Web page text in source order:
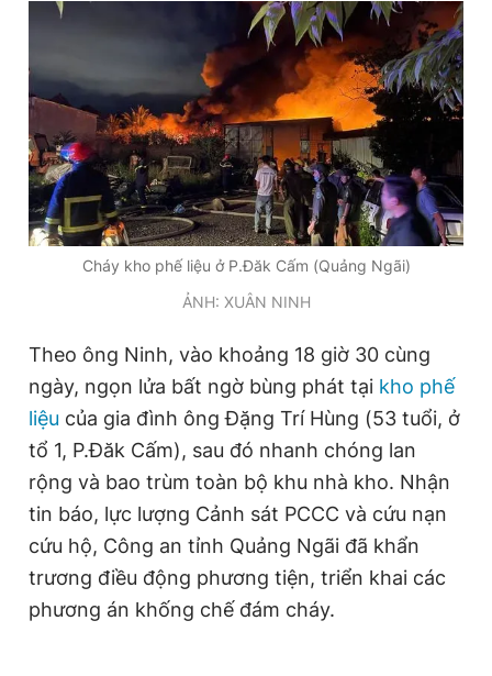
Đọc Thanh Niên trên điện thoại
Theo dõi báo trên
0906 645 777 0908 780 404
Đặt báo Quảng cáo RSS Tòa soạn Chính sách bảo
Tổng biên tập: Nguyễn Ngọc Toàn
Phó tổng biên tập thường trực: Hải Thành
Phó tổng biên tập: Lâm Hiếu Dũng
Phó tổng biên tập: Trần Việt Hưng
Tổng thư ký tòa soạn: Đức Trung
Giấy phép xuất bản số 110/GP - BTTTT cấp ngày 24.3.2020
© 2003-2026 Bản quyền thuộc về Báo Thanh Niên. Cấm sao
chép dưới mọi hình thức nếu không có sự chấp thuận bằng văn
Cháy kho phế liệu ở P.Đăk Cấm (Quảng Ngãi)
ẢNH: XUÂN NINH
Theo ông Ninh, vào khoảng 18 giờ 30 cùng
ngày, ngọn lửa bất ngờ bùng phát tại kho phế
liệu của gia đình ông Đặng Trí Hùng (53 tuổi, ở
tổ 1, P.Đăk Cấm), sau đó nhanh chóng lan
rộng và bao trùm toàn bộ khu nhà kho. Nhận
tin báo, lực lượng Cảnh sát PCCC và cứu nạn
cứu hộ, Công an tỉnh Quảng Ngãi đã khẩn
trương điều động phương tiện, triển khai các
phương án khống chế đám cháy.